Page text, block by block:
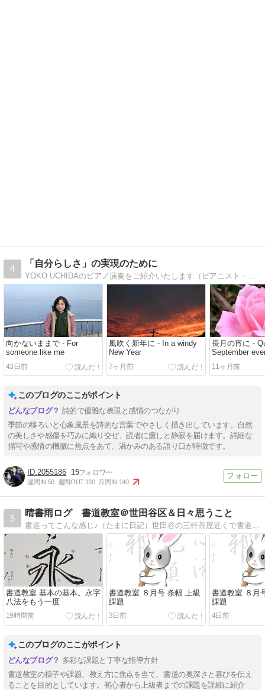
4
「自分らしさ」の実現のために
YOKO UCHIDAのピアノ演奏をご紹介いたします（ピアニスト・建築家 ドイツで11年研鑽を積む 調律、ヴァイオリン演奏、ファッションデザイン、ガーデンデザイン、料理、ヘアカット、文筆/法律活動その他何でもやってしまうマルチタイプ）
向かないままで - For
someone like me
43日前
風吹く新年に - In a windy
New Year
7ヶ月前
長月の宵に -
September
11ヶ月前
このブログのここがポイント
詩的で優雅な表現と感情のつながり
季節の移ろいと心象風景を詩的な言葉でやさしく描き出しています。自然
の美しさや感傷を巧みに織り交ぜ、読者に癒しと静寂を届けます。詳細な
描写や感情の機微に焦点をあて、温かみのある語り口が特徴です。
2055186 15
週間IN:50 週間OUT:130 月間IN:140
5
晴書雨ログ 書道教室＠世田谷区＆日々思うこと
書道教室 基本の基本。永字
八法をもう一度
19時間前
書道教室 ８月号 条幅 上級
課題
3日前
書道教室 ８月
課題
4日前
このブログのここがポイント
多彩な課題と丁寧な指導方針
書道教室の様子や課題、教え方に焦点を当て、書道の奥深さと喜びを伝え
ることを目的としています。初心者から上級者までの課題を詳細に紹介